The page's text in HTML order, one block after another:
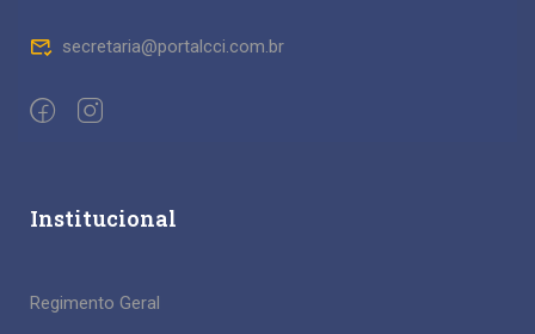
secretaria@portalcci.com.br
Institucional
Regimento Geral